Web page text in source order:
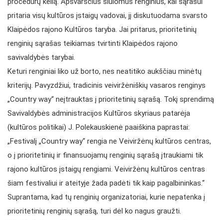
pritaria visų kultūros įstaigų vadovai, jį diskutuodama svarsto
Klaipėdos rajono Kultūros taryba. Jai pritarus, prioritetinių
renginių sąrašas teikiamas tvirtinti Klaipėdos rajono
savivaldybės tarybai.
Keturi renginiai liko už borto, nes neatitiko aukščiau minėtų
kriterijų. Pavyzdžiui, tradicinis veiviržėniškių vasaros renginys
„Country way“ neįtrauktas į prioritetinių sąrašą. Tokį sprendimą
Savivaldybės administracijos Kultūros skyriaus patarėja
(kultūros politikai) J. Polekauskienė paaiškina paprastai:
„Festivalį „Country way“ rengia ne Veiviržėnų kultūros centras,
o į prioritetinių ir finansuojamų renginių sąrašą įtraukiami tik
rajono kultūros įstaigų rengiami. Veiviržėnų kultūros centras
šiam festivaliui ir ateityje žada padėti tik kaip pagalbininkas.“
Suprantama, kad tų renginių organizatoriai, kurie nepatenka į
prioritetinių renginių sąrašą, turi dėl ko nagus graužti.